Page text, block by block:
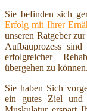
Sie befinden sich
Erfolg mit Ihrer
unseren Ratgeber
Aufbauprozess
erfolgreicher
übergehen zu können.
Sie haben Sich
ein gutes Ziel und